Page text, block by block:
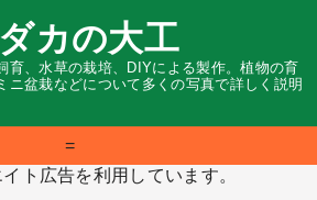
カの大工
育、水草の栽培、DIYによる製作。植物の育
ニ盆栽などについて多くの写真で詳しく説明
=
ト広告を利用しています。